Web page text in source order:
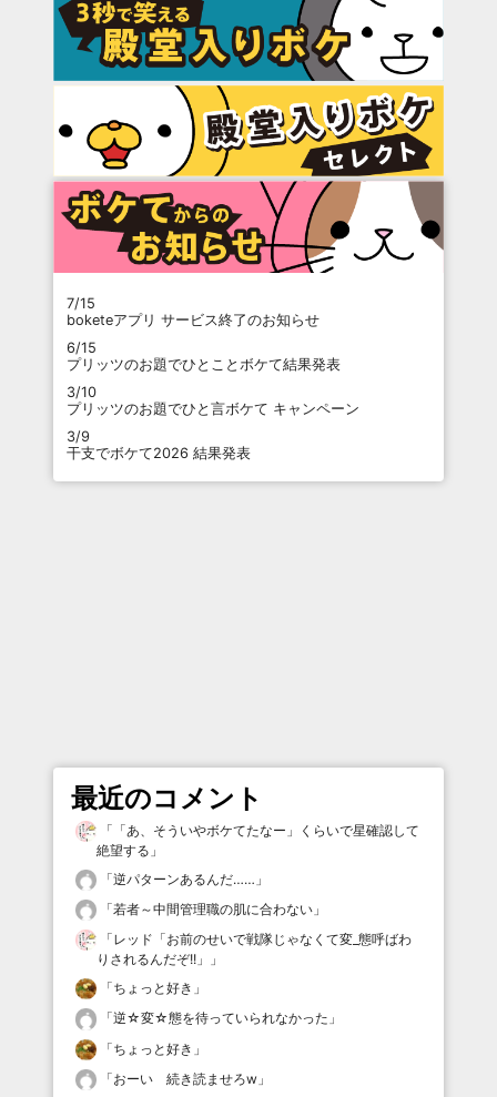
7/15
boketeアプリ サービス終了のお知らせ
6/15
プリッツのお題でひとことボケて結果発表
3/10
プリッツのお題でひと言ボケて キャンペーン
3/9
干支でボケて2026 結果発表
最近のコメント
「 「あ、そういやボケてたなー」くらいで星確認して
絶望する 」
「逆パターンあるんだ…… 」
「若者～中間管理職の肌に合わない 」
「レッド「お前のせいで戦隊じゃなくて変_態呼ばわ
りされるんだぞ!!」
」
「ちょっと好き 」
「逆☆変☆態を待っていられなかった 」
「ちょっと好き 」
「おーい 続き読ませろw 」